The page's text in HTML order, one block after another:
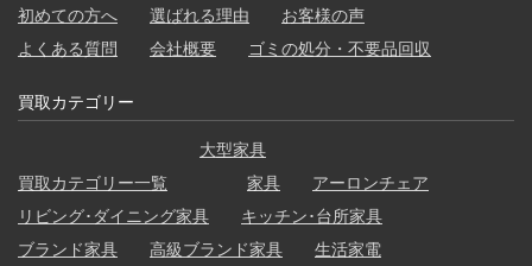
初めての方へ 選ばれる理由
お客様の声
よくある質問
会社概要 ゴミの処分・不要品回収
買取カテゴリー
買取カテゴリー一覧
大型家具
家具
アーロンチェア
リビング･ダイニング家具
キッチン･台所家具
ブランド家具
高級ブランド家具
生活家電